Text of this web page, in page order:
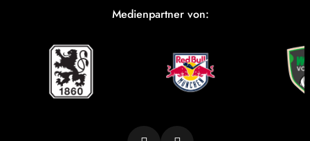
Medienpartner von: